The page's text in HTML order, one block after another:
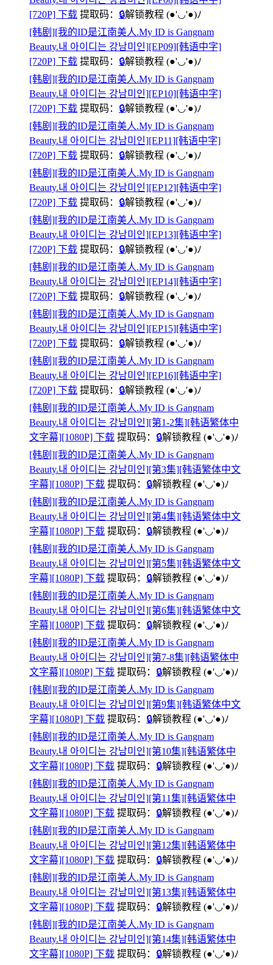
[720P] 下载 提取码： 🔒解锁教程 (●'◡'●)ﾉ
[韩剧][我的ID是江南美人.My ID is Gangnam
Beauty.내 아이디는 강남미인][EP09][韩语中字]
[720P] 下载 提取码： 🔒解锁教程 (●'◡'●)ﾉ
[韩剧][我的ID是江南美人.My ID is Gangnam
Beauty.내 아이디는 강남미인][EP10][韩语中字]
[720P] 下载 提取码： 🔒解锁教程 (●'◡'●)ﾉ
[韩剧][我的ID是江南美人.My ID is Gangnam
Beauty.내 아이디는 강남미인][EP11][韩语中字]
[720P] 下载 提取码： 🔒解锁教程 (●'◡'●)ﾉ
[韩剧][我的ID是江南美人.My ID is Gangnam
Beauty.내 아이디는 강남미인][EP12][韩语中字]
[720P] 下载 提取码： 🔒解锁教程 (●'◡'●)ﾉ
[韩剧][我的ID是江南美人.My ID is Gangnam
Beauty.내 아이디는 강남미인][EP13][韩语中字]
[720P] 下载 提取码： 🔒解锁教程 (●'◡'●)ﾉ
[韩剧][我的ID是江南美人.My ID is Gangnam
Beauty.내 아이디는 강남미인][EP14][韩语中字]
[720P] 下载 提取码： 🔒解锁教程 (●'◡'●)ﾉ
[韩剧][我的ID是江南美人.My ID is Gangnam
Beauty.내 아이디는 강남미인][EP15][韩语中字]
[720P] 下载 提取码： 🔒解锁教程 (●'◡'●)ﾉ
[韩剧][我的ID是江南美人.My ID is Gangnam
Beauty.내 아이디는 강남미인][EP16][韩语中字]
[720P] 下载 提取码： 🔒解锁教程 (●'◡'●)ﾉ
[韩剧][我的ID是江南美人.My ID is Gangnam
Beauty.내 아이디는 강남미인][第1-2集][韩语繁体中
文字幕][1080P] 下载 提取码： 🔒解锁教程 (●'◡'●)ﾉ
[韩剧][我的ID是江南美人.My ID is Gangnam
Beauty.내 아이디는 강남미인][第3集][韩语繁体中文
字幕][1080P] 下载 提取码： 🔒解锁教程 (●'◡'●)ﾉ
[韩剧][我的ID是江南美人.My ID is Gangnam
Beauty.내 아이디는 강남미인][第4集][韩语繁体中文
字幕][1080P] 下载 提取码： 🔒解锁教程 (●'◡'●)ﾉ
[韩剧][我的ID是江南美人.My ID is Gangnam
Beauty.내 아이디는 강남미인][第5集][韩语繁体中文
字幕][1080P] 下载 提取码： 🔒解锁教程 (●'◡'●)ﾉ
[韩剧][我的ID是江南美人.My ID is Gangnam
Beauty.내 아이디는 강남미인][第6集][韩语繁体中文
字幕][1080P] 下载 提取码： 🔒解锁教程 (●'◡'●)ﾉ
[韩剧][我的ID是江南美人.My ID is Gangnam
Beauty.내 아이디는 강남미인][第7-8集][韩语繁体中
文字幕][1080P] 下载 提取码： 🔒解锁教程 (●'◡'●)ﾉ
[韩剧][我的ID是江南美人.My ID is Gangnam
Beauty.내 아이디는 강남미인][第9集][韩语繁体中文
字幕][1080P] 下载 提取码： 🔒解锁教程 (●'◡'●)ﾉ
[韩剧][我的ID是江南美人.My ID is Gangnam
Beauty.내 아이디는 강남미인][第10集][韩语繁体中
文字幕][1080P] 下载 提取码： 🔒解锁教程 (●'◡'●)ﾉ
[韩剧][我的ID是江南美人.My ID is Gangnam
Beauty.내 아이디는 강남미인][第11集][韩语繁体中
文字幕][1080P] 下载 提取码： 🔒解锁教程 (●'◡'●)ﾉ
[韩剧][我的ID是江南美人.My ID is Gangnam
Beauty.내 아이디는 강남미인][第12集][韩语繁体中
文字幕][1080P] 下载 提取码： 🔒解锁教程 (●'◡'●)ﾉ
[韩剧][我的ID是江南美人.My ID is Gangnam
Beauty.내 아이디는 강남미인][第13集][韩语繁体中
文字幕][1080P] 下载 提取码： 🔒解锁教程 (●'◡'●)ﾉ
[韩剧][我的ID是江南美人.My ID is Gangnam
Beauty.내 아이디는 강남미인][第14集][韩语繁体中
文字幕][1080P] 下载 提取码： 🔒解锁教程 (●'◡'●)ﾉ